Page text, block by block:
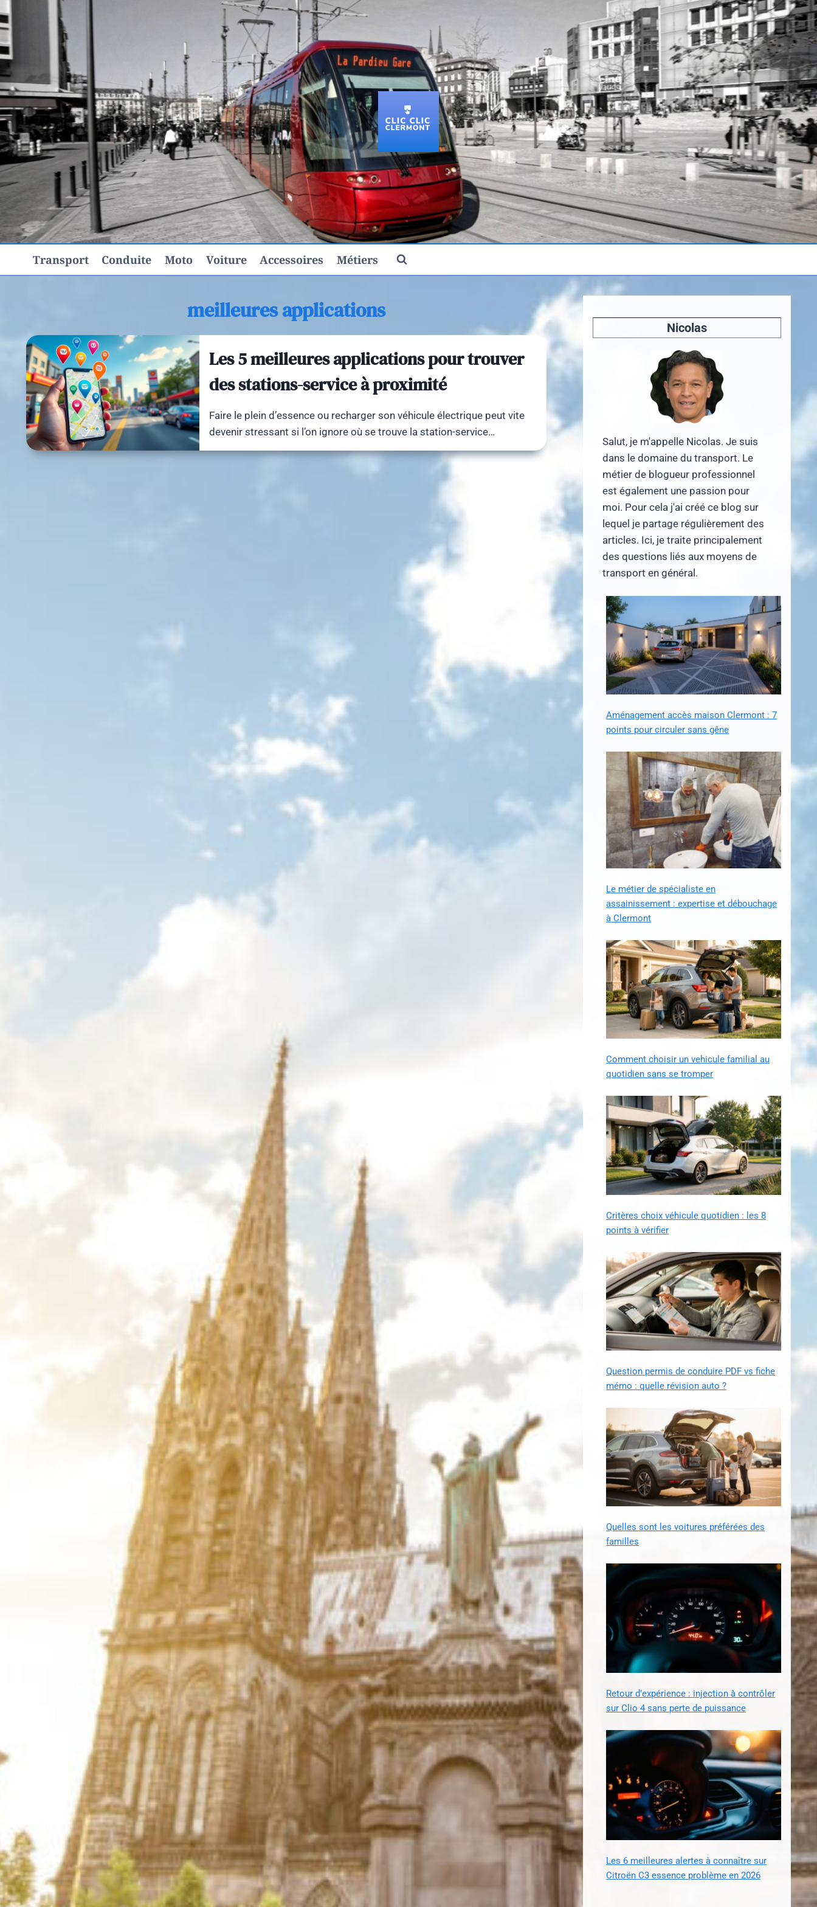
au
contenu
Transport Conduite Moto Voiture Accessoires Métiers
meilleures applications
Les 5 meilleures applications pour trouver
des stations-service à proximité
Faire le plein d’essence ou recharger son véhicule électrique peut vite
devenir stressant si l’on ignore où se trouve la station-service…
Nicolas
Salut, je m'appelle Nicolas. Je suis
dans le domaine du transport. Le
métier de blogueur professionnel
est également une passion pour
moi. Pour cela j'ai créé ce blog sur
lequel je partage régulièrement des
articles. Ici, je traite principalement
des questions liés aux moyens de
transport en général.
Aménagement accès maison Clermont : 7
points pour circuler sans gêne
Le métier de spécialiste en
assainissement : expertise et débouchage
à Clermont
Comment choisir un vehicule familial au
quotidien sans se tromper
Critères choix véhicule quotidien : les 8
points à vérifier
Question permis de conduire PDF vs fiche
mémo : quelle révision auto ?
Quelles sont les voitures préférées des
familles
Retour d’expérience : injection à contrôler
sur Clio 4 sans perte de puissance
Les 6 meilleures alertes à connaître sur
Citroën C3 essence problème en 2026